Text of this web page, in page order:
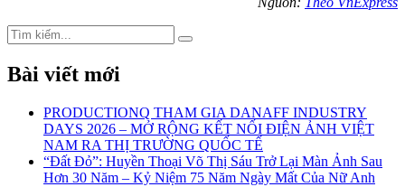
Search
for:
Search
Bài viết mới
PRODUCTIONQ THAM GIA DANAFF INDUSTRY
DAYS 2026 – MỞ RỘNG KẾT NỐI ĐIỆN ẢNH VIỆT
NAM RA THỊ TRƯỜNG QUỐC TẾ
“Đất Đỏ”: Huyền Thoại Võ Thị Sáu Trở Lại Màn Ảnh Sau
Hơn 30 Năm – Kỷ Niệm 75 Năm Ngày Mất Của Nữ Anh